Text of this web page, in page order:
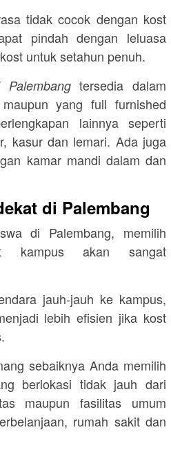
tidak cocok dengan kost
pindah dengan leluasa
untuk setahun penuh.
tersedia dalam
yang full furnished
lainnya seperti
kasur dan lemari. Ada juga
kamar mandi dalam dan
di Palembang
di Palembang, memilih
kampus akan sangat
jauh-jauh ke kampus,
lebih efisien jika kost
sebaiknya Anda memilih
berlokasi tidak jauh dari
maupun fasilitas umum
rumah sakit dan